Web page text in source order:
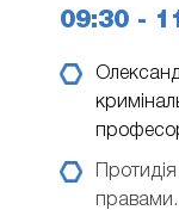
09:30 -
правами.